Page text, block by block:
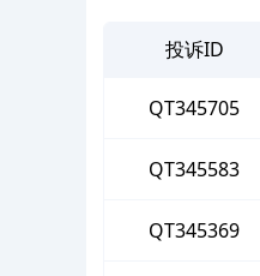
投诉ID
QT345705
QT345583
QT345369